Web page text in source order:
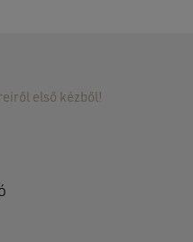
első kézből!